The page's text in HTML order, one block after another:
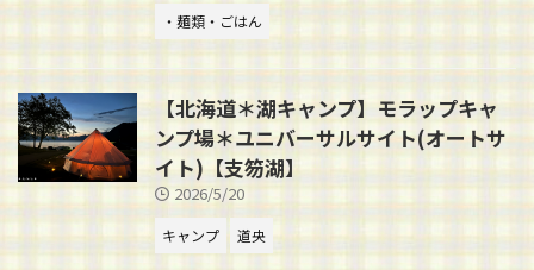
・麺類・ごはん
【北海道＊湖キャンプ】モラップキャ
ンプ場＊ユニバーサルサイト(オートサ
イト)【支笏湖】
2026/5/20
キャンプ 道央